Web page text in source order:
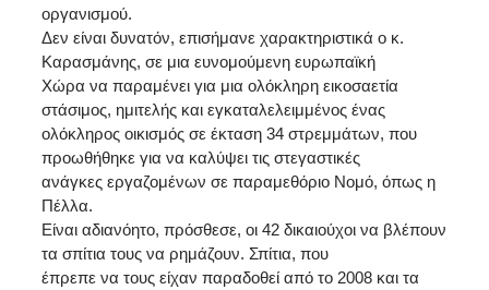
οργανισμού.
Δεν είναι δυνατόν, επισήμανε χαρακτηριστικά ο κ.
Καρασμάνης, σε μια ευνομούμενη ευρωπαϊκή
Χώρα να παραμένει για μια ολόκληρη εικοσαετία
στάσιμος, ημιτελής και εγκαταλελειμμένος ένας
ολόκληρος οικισμός σε έκταση 34 στρεμμάτων, που
προωθήθηκε για να καλύψει τις στεγαστικές
ανάγκες εργαζομένων σε παραμεθόριο Νομό, όπως η
Πέλλα.
Είναι αδιανόητο, πρόσθεσε, οι 42 δικαιούχοι να βλέπουν
τα σπίτια τους να ρημάζουν. Σπίτια, που
έπρεπε να τους είχαν παραδοθεί από το 2008 και τα